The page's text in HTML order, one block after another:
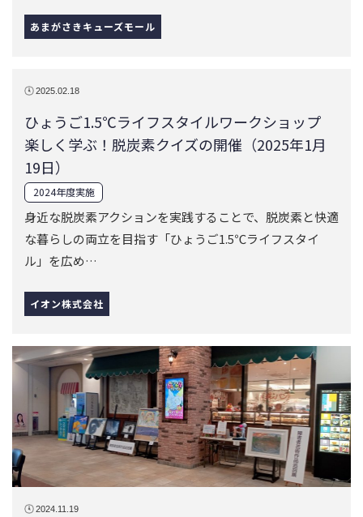
あまがさきキューズモール
2025.02.18
ひょうご1.5℃ライフスタイルワークショップ
楽しく学ぶ！脱炭素クイズの開催（2025年1月
19日）
2024年度実施
身近な脱炭素アクションを実践することで、脱炭素と快適
な暮らしの両立を目指す「ひょうご1.5℃ライフスタイ
ル」を広め…
イオン株式会社
2024.11.19